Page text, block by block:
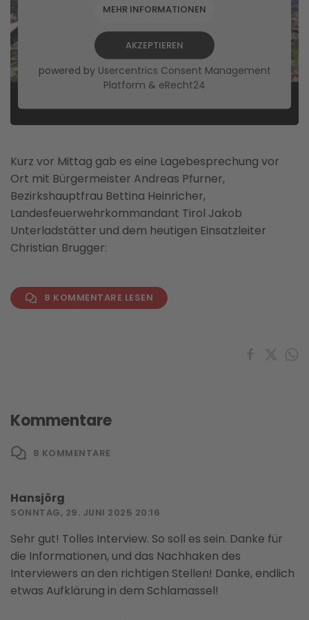
MEHR INFORMATIONEN
AKZEPTIEREN
powered by Usercentrics Consent Management
Platform & eRecht24
Kurz vor Mittag gab es eine Lagebesprechung vor
Ort mit Bürgermeister Andreas Pfurner,
Bezirkshauptfrau Bettina Heinricher,
Landesfeuerwehrkommandant Tirol Jakob
Unterladstätter und dem heutigen Einsatzleiter
Christian Brugger:
8 KOMMENTARE LESEN
Kommentare
8 KOMMENTARE
Hansjörg
SONNTAG, 29. JUNI 2025 20:16
Sehr gut! Tolles Interview. So soll es sein. Danke für
die Informationen, und das Nachhaken des
Interviewers an den richtigen Stellen! Danke, endlich
etwas Aufklärung in dem Schlamassel!